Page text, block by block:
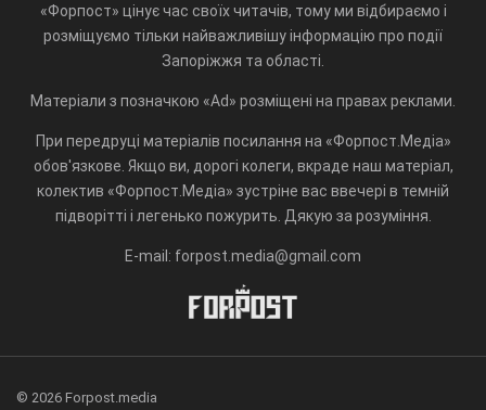
«Форпост» цінує час своїх читачів, тому ми відбираємо і
розміщуємо тільки найважливішу інформацію про події
Запоріжжя та області.
Матеріали з позначкою «Ad» розміщені на правах реклами.
При передруці матеріалів посилання на «Форпост.Медіа»
обов'язкове. Якщо ви, дорогі колеги, вкраде наш матеріал,
колектив «Форпост.Медіа» зустріне вас ввечері в темній
підворітті і легенько пожурить. Дякую за розуміння.
E-mail: forpost.media@gmail.com
© 2026 Forpost.media